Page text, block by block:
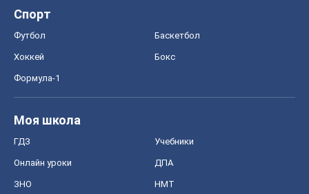
Спорт
Футбол Баскетбол
Хоккей Бокс
Формула-1
Моя школа
ГДЗ Учебники
Онлайн уроки ДПА
ЗНО НМТ